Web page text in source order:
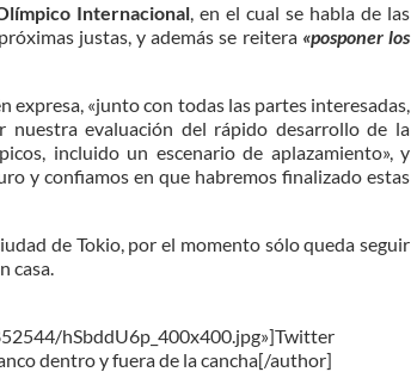
Internacional, en el cual se habla de las
justas, y además se reitera «posponer los
expresa, «junto con todas las partes interesadas,
nuestra evaluación del rápido desarrollo de la
incluido un escenario de aplazamiento», y
y confiamos en que habremos finalizado estas
de Tokio, por el momento sólo queda seguir
casa.
hSbddU6p_400x400.jpg»]Twitter
dentro y fuera de la cancha[/author]